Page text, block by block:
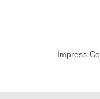
Impress